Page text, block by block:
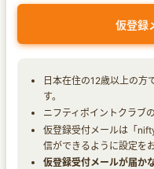
日本在住の12歳以上の方
す。
ニフティポイントクラブ
仮登録受付メールは「
信ができるように設定を
仮登録受付メールが届か